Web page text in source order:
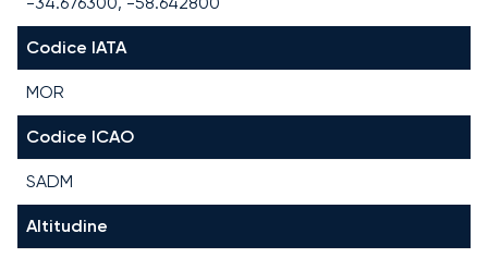
Codice IATA
MOR
Codice ICAO
SADM
Altitudine